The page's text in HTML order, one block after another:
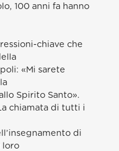
100 anni fa hanno
chiave che
«Mi sarete
Spirito Santo».
chiamata di tutti i
di
loro